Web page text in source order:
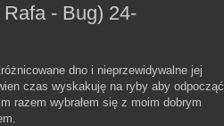
- Bug) 24-
dno i nieprzewidywalne jej
czas wyskakuję na ryby aby odpocząć
razem wybrałem się z moim dobrym